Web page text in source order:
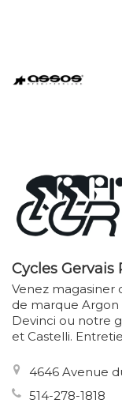
Cycles Gervais
Venez magasiner
de marque Argon
Devinci ou notre
et Castelli.
4646 Avenue
514-278-1818